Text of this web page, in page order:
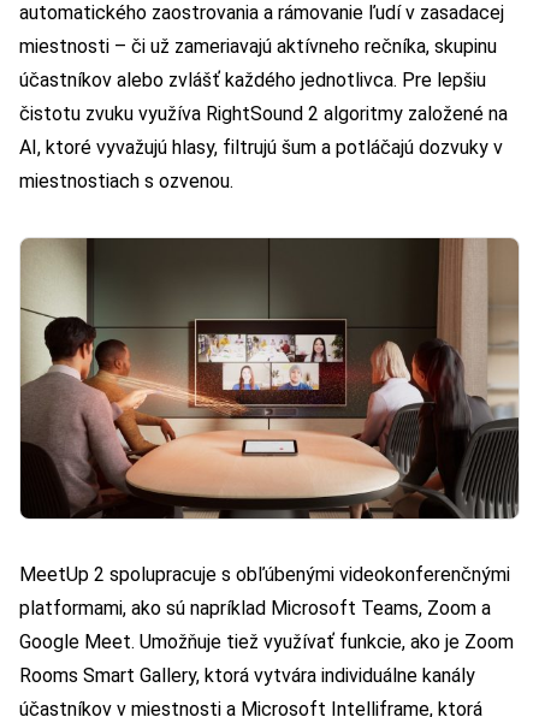
automatického zaostrovania a rámovanie ľudí v zasadacej
miestnosti – či už zameriavajú aktívneho rečníka, skupinu
účastníkov alebo zvlášť každého jednotlivca. Pre lepšiu
čistotu zvuku využíva RightSound 2 algoritmy založené na
AI, ktoré vyvažujú hlasy, filtrujú šum a potláčajú dozvuky v
miestnostiach s ozvenou.
MeetUp 2 spolupracuje s obľúbenými videokonferenčnými
platformami, ako sú napríklad Microsoft Teams, Zoom a
Google Meet. Umožňuje tiež využívať funkcie, ako je Zoom
Rooms Smart Gallery, ktorá vytvára individuálne kanály
účastníkov v miestnosti a Microsoft Intelliframe, ktorá